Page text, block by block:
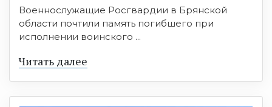
Военнослужащие Росгвардии в Брянской
области почтили память погибшего при
исполнении воинского ...
Читать далее